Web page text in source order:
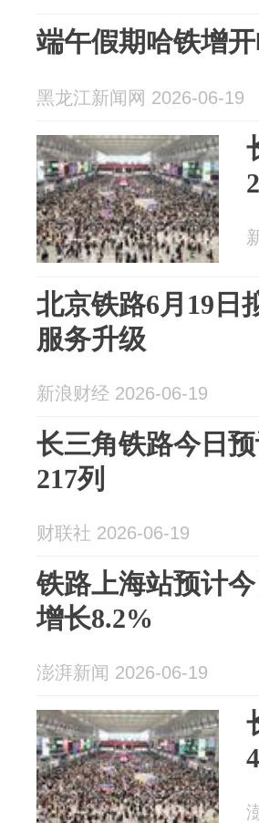
端午假期哈铁增
黑龙江新闻网 2026-06-19
北京铁路6月19日
服务升级
新浪财经 2026-06-19
长三角铁路今日
217列
财联社 2026-06-19
铁路上海站预计
增长8.2%
澎湃新闻 2026-06-19